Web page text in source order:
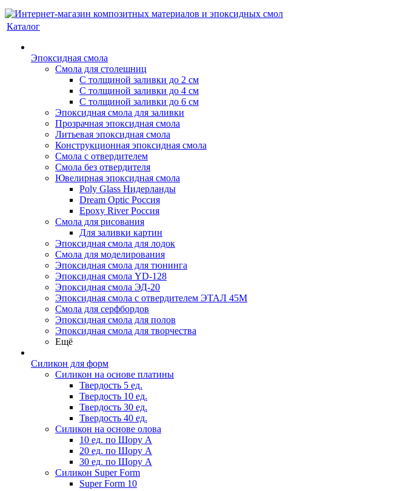
Каталог
Эпоксидная смола
Смола для столешниц
С толщиной заливки до 2 см
С толщиной заливки до 4 см
С толщиной заливки до 6 см
Эпоксидная смола для заливки
Прозрачная эпоксидная смола
Литьевая эпоксидная смола
Конструкционная эпоксидная смола
Смола с отвердителем
Смола без отвердителя
Ювелирная эпоксидная смола
Poly Glass Нидерланды
Dream Optic Россия
Epoxy River Россия
Смола для рисования
Для заливки картин
Эпоксидная смола для лодок
Смола для моделирования
Эпоксидная смола для тюнинга
Эпоксидная смола YD-128
Эпоксидная смола ЭД-20
Эпоксидная смола с отвердителем ЭТАЛ 45М
Смола для серфбордов
Эпоксидная смола для полов
Эпоксидная смола для творчества
Ещё
Силикон для форм
Силикон на основе платины
Твердость 5 ед.
Твердость 10 ед.
Твердость 30 ед.
Твердость 40 ед.
Силикон на основе олова
10 ед. по Шору А
20 ед. по Шору А
30 ед. по Шору А
Силикон Super Form
Super Form 10